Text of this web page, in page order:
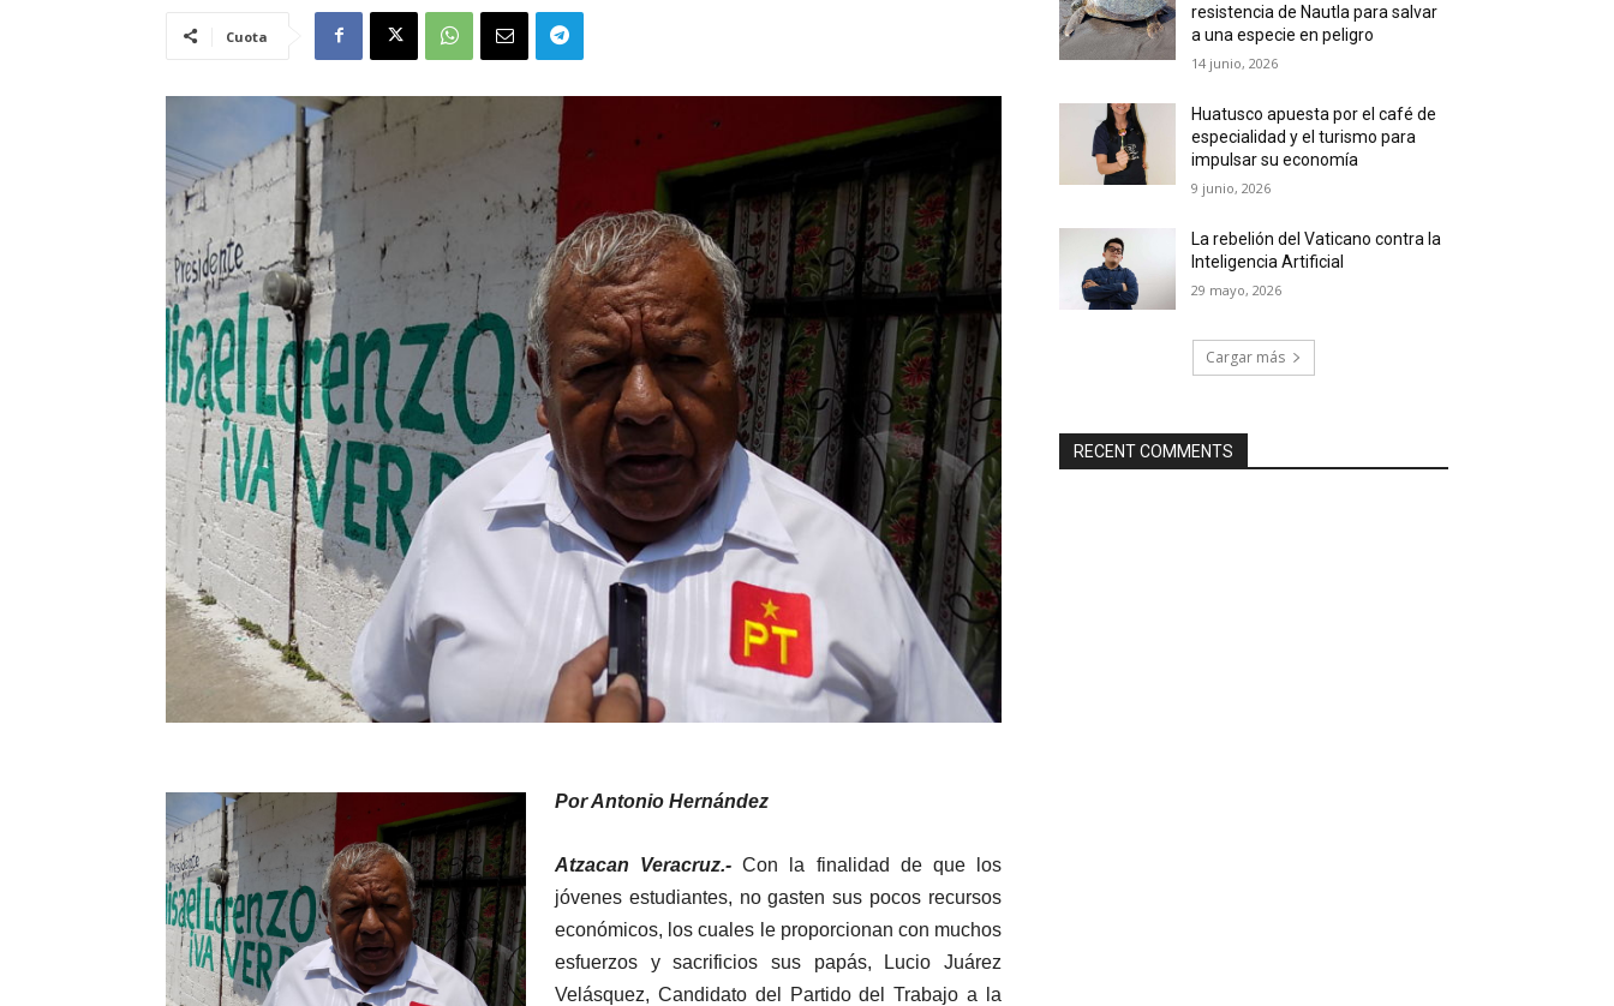
Cuota
Por Antonio Hernández
Atzacan Veracruz.- Con la finalidad de que los
jóvenes estudiantes, no gasten sus pocos recursos
económicos, los cuales le proporcionan con muchos
esfuerzos y sacrificios sus papás, Lucio Juárez
Velásquez, Candidato del Partido del Trabajo a la
resistencia de Nautla para salvar
a una especie en peligro
14 junio, 2026
Huatusco apuesta por el café de
especialidad y el turismo para
impulsar su economía
9 junio, 2026
La rebelión del Vaticano contra la
Inteligencia Artificial
29 mayo, 2026
Cargar más
RECENT COMMENTS